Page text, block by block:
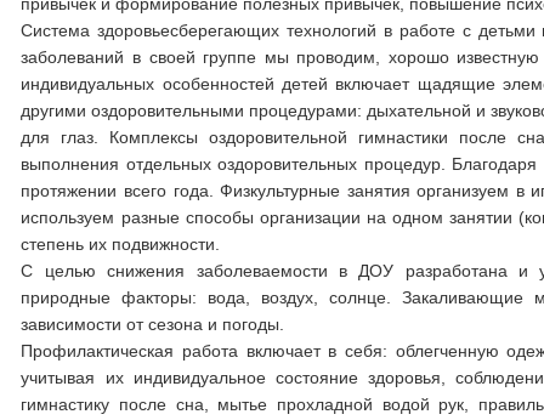
Система здоровьесберегающих технологий в работе с
заболеваний в своей группе мы проводим, хорошо
индивидуальных особенностей детей включает щадящие
другими оздоровительными процедурами: дыхательной и
для глаз. Комплексы оздоровительной гимнастики после
выполнения отдельных оздоровительных процедур.
протяжении всего года. Физкультурные занятия организуем
используем разные способы организации на одном занятии
степень их подвижности.
С целью снижения заболеваемости в ДОУ разработана и
природные факторы: вода, воздух, солнце. Закаливающие
зависимости от сезона и погоды.
Профилактическая работа включает в себя: облегченную
учитывая их индивидуальное состояние здоровья,
гимнастику после сна, мытье прохладной водой рук,